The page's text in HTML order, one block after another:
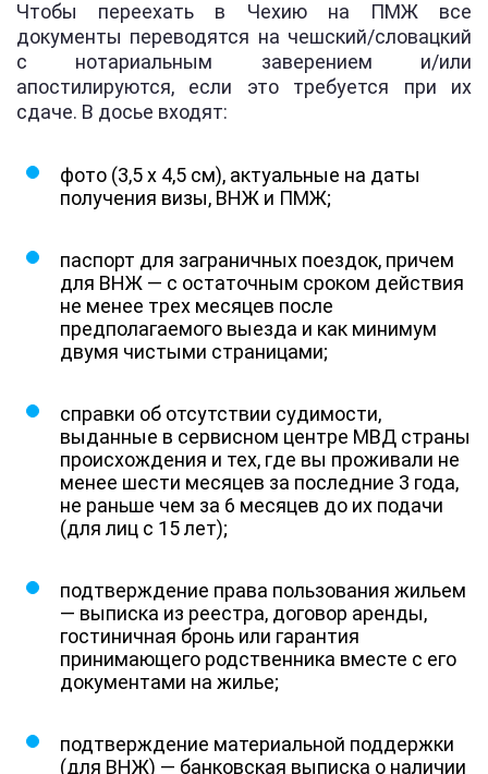
Чтобы переехать в Чехию на ПМЖ все
документы переводятся на чешский/словацкий
с нотариальным заверением и/или
апостилируются, если это требуется при их
сдаче. В досье входят:
фото (3,5 х 4,5 см), актуальные на даты
получения визы, ВНЖ и ПМЖ;
паспорт для заграничных поездок, причем
для ВНЖ — с остаточным сроком действия
не менее трех месяцев после
предполагаемого выезда и как минимум
двумя чистыми страницами;
справки об отсутствии судимости,
выданные в сервисном центре МВД страны
происхождения и тех, где вы проживали не
менее шести месяцев за последние 3 года,
не раньше чем за 6 месяцев до их подачи
(для лиц с 15 лет);
подтверждение права пользования жильем
— выписка из реестра, договор аренды,
гостиничная бронь или гарантия
принимающего родственника вместе с его
документами на жилье;
подтверждение материальной поддержки
(для ВНЖ) — банковская выписка о наличии